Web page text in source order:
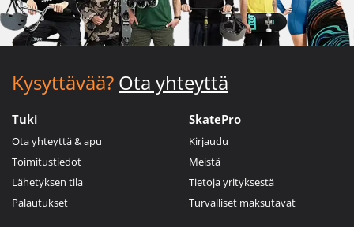
Kysyttävää? Ota yhteyttä
Tuki
Ota yhteyttä & apu
Toimitustiedot
Lähetyksen tila
Palautukset
SkatePro
Kirjaudu
Meistä
Tietoja yrityksestä
Turvalliset maksutavat